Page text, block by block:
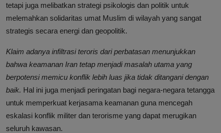
tetapi juga melibatkan strategi psikologis dan politik untuk
melemahkan solidaritas umat Muslim di wilayah yang sangat
strategis secara energi dan geopolitik.
Klaim adanya infiltrasi teroris dari perbatasan menunjukkan
bahwa keamanan Iran tetap menjadi masalah utama yang
berpotensi memicu konflik lebih luas jika tidak ditangani dengan
baik. Hal ini juga menjadi peringatan bagi negara-negara tetangga
untuk memperkuat kerjasama keamanan guna mencegah
eskalasi konflik militer dan terorisme yang dapat merugikan
seluruh kawasan.